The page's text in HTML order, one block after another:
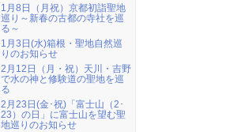
1月8日（月祝）京都初詣聖地
巡り～新春の古都の寺社を巡
る～
1月3日(水)箱根・聖地自然巡
りのお知らせ
2月12日（月・祝）天川・吉野
で水の神と修験道の聖地を巡
る
2月23日(金･祝)「富士山（2･
23）の日」に富士山を望む聖
地巡りのお知らせ